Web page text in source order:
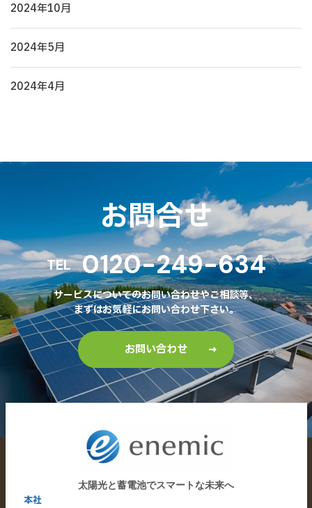
2024年10月
2024年5月
2024年4月
お問合せ
TEL 0120-249-634
サービスについてのお問い合わせやご相談等、
まずはお気軽にお問い合わせ下さい。
お問い合わせ
太陽光と蓄電池でスマートな未来へ
本社